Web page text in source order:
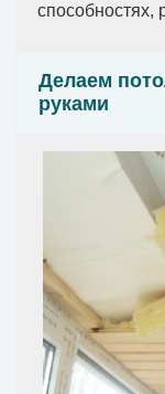
способностях,
Делаем
руками